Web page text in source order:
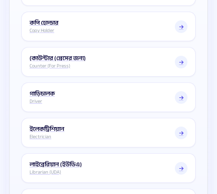
কপি হোল্ডার
Copy Holder
(কাউন্টার (প্রেসের জন্য)
Counter (For Press)
গাড়িচালক
Driver
ইলেকট্রিশিয়ান
Electrician
লাইব্রেরিয়ান (ইউডিএ)
Librarian (UDA)